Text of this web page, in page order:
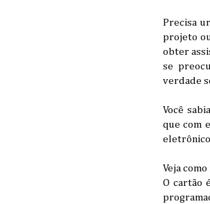
Precisa
projeto
obter
se
verdade
Você
que com
eletrônico
Veja
O cartão